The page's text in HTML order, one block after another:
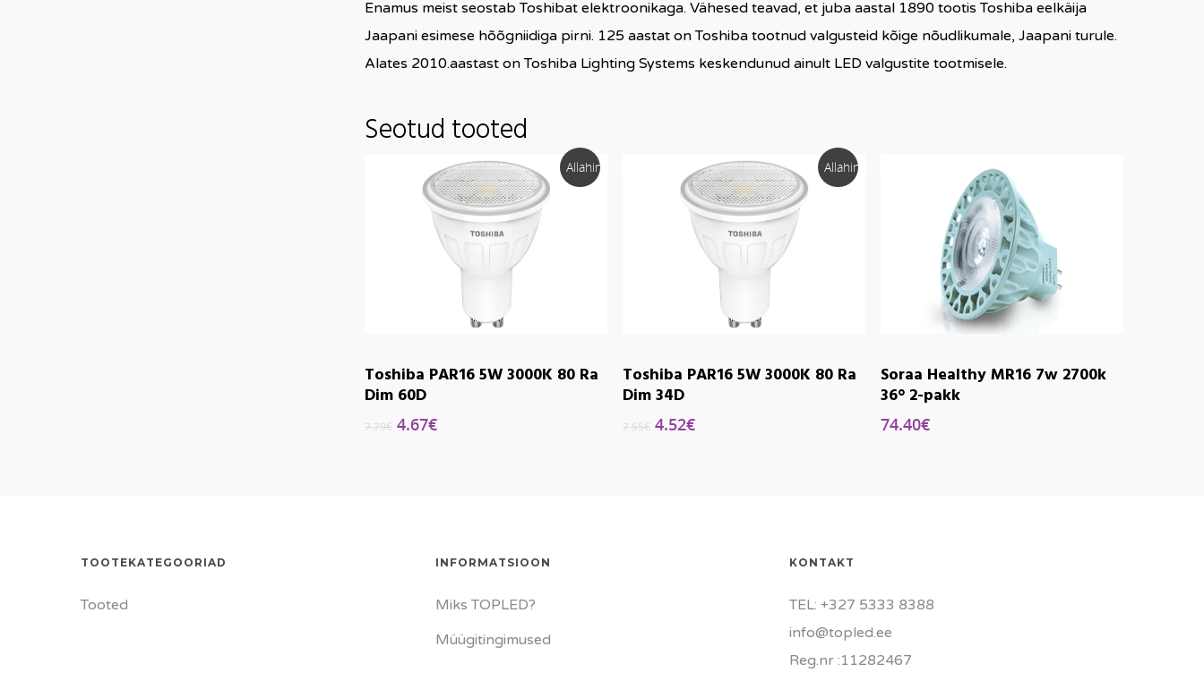
Enamus meist seostab Toshibat elektroonikaga. Vähesed teavad, et juba aastal 1890 tootis Toshiba eelkäija
Jaapani esimese hõõgniidiga pirni. 125 aastat on Toshiba tootnud valgusteid kõige nõudlikumale, Jaapani turule.
Alates 2010.aastast on Toshiba Lighting Systems keskendunud ainult LED valgustite tootmisele.
Seotud tooted
Allahindlus!
Toshiba PAR16 5W 3000K 80 Ra
Dim 60D
7.79€ 4.67€
Allahindlus!
Toshiba PAR16 5W 3000K 80 Ra
Dim 34D
7.55€ 4.52€
Soraa Healthy MR16 7w 2700k
36° 2-pakk
74.40€
TOOTEKATEGOORIAD
Tooted
INFORMATSIOON
Miks TOPLED?
Müügitingimused
KONTAKT
TEL: +327 5333 8388
info@topled.ee
Reg.nr :11282467